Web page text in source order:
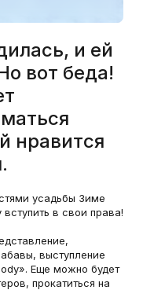
и ей
вот беда!
нравится
усадьбы Зиме
в свои права!
выступление
Еще можно будет
прокатиться на